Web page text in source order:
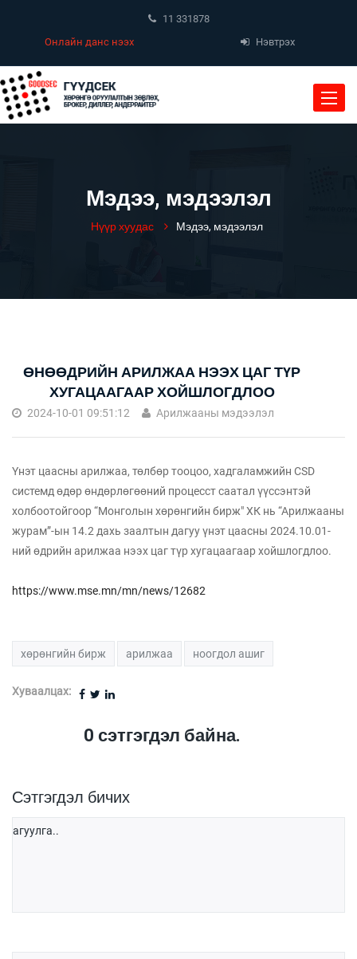
11 331878
Онлайн данс нээх
Нэвтрэх
Toggle
Мэдээ, мэдээлэл
Нүүр хуудас Мэдээ, мэдээлэл
ӨНӨӨДРИЙН АРИЛЖАА НЭЭХ ЦАГ ТҮР
ХУГАЦААГААР ХОЙШЛОГДЛОО
2024-10-01 09:51:12 Арилжааны мэдээлэл
Үнэт цаасны арилжаа, төлбөр тооцоо, хадгаламжийн CSD
системд өдөр өндөрлөгөөний процесст саатал үүссэнтэй
холбоотойгоор “Монголын хөрөнгийн бирж" ХК нь “Арилжааны
журам”-ын 14.2 дахь заалтын дагуу үнэт цаасны 2024.10.01-
ний өдрийн арилжаа нээх цаг түр хугацаагаар хойшлогдлоо.
https://www.mse.mn/mn/news/12682
хөрөнгийн бирж арилжаа ноогдол ашиг
Хуваалцах:
0сэтгэгдэл байна.
Сэтгэгдэл бичих